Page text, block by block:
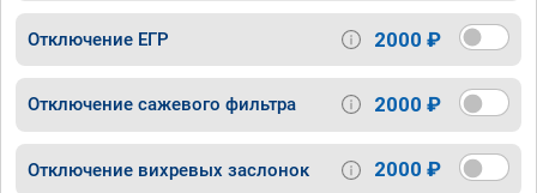
Отключение ЕГР 2000 ₽
Отключение сажевого фильтра 2000 ₽
Отключение вихревых заслонок 2000 ₽